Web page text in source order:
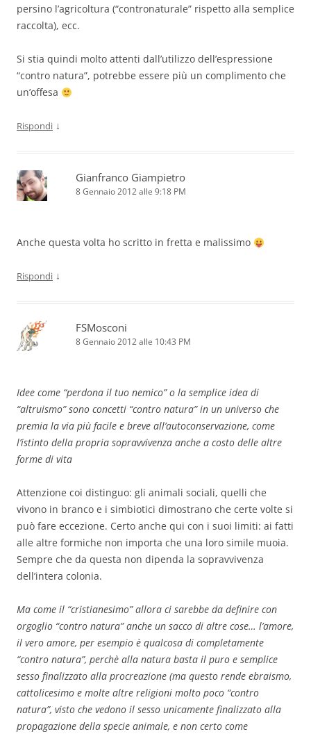
persino l’agricoltura (“contronaturale” rispetto alla semplice
raccolta), ecc.
Si stia quindi molto attenti dall’utilizzo dell’espressione
“contro natura”, potrebbe essere più un complimento che
un’offesa
Rispondi ↓
Gianfranco Giampietro
8 Gennaio 2012 alle 9:18 PM
Anche questa volta ho scritto in fretta e malissimo
Rispondi ↓
FSMosconi
8 Gennaio 2012 alle 10:43 PM
Idee come “perdona il tuo nemico” o la semplice idea di
“altruismo” sono concetti “contro natura” in un universo che
premia la via più facile e breve all’autoconservazione, come
l’istinto della propria sopravvivenza anche a costo delle altre
forme di vita
Attenzione coi distinguo: gli animali sociali, quelli che
vivono in branco e i simbiotici dimostrano che certe volte si
può fare eccezione. Certo anche qui con i suoi limiti: ai fatti
alle altre formiche non importa che una loro simile muoia.
Sempre che da questa non dipenda la sopravvivenza
dell’intera colonia.
Ma come il “cristianesimo” allora ci sarebbe da definire con
orgoglio “contro natura” anche un sacco di altre cose… l’amore,
il vero amore, per esempio è qualcosa di completamente
“contro natura”, perchè alla natura basta il puro e semplice
sesso finalizzato alla procreazione (ma questo rende ebraismo,
cattolicesimo e molte altre religioni molto poco “contro
natura”, visto che vedono il sesso unicamente finalizzato alla
propagazione della specie animale, e non certo come